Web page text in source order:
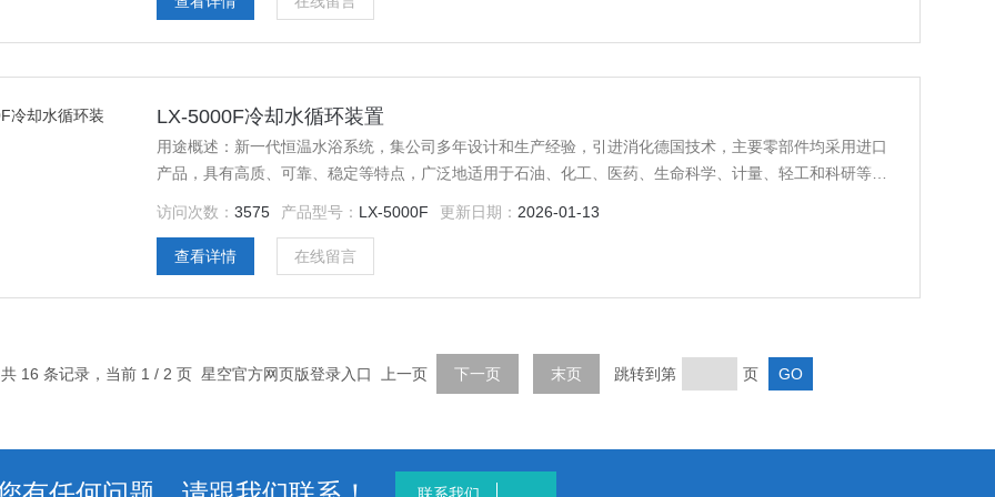
LX-5000F冷却水循环装置
用途概述：新一代恒温水浴系统，集公司多年设计和生产经验，引进消化德国技术，主要零部件均采用进口
产品，具有高质、可靠、稳定等特点，广泛地适用于石油、化工、医药、生命科学、计量、轻工和科研等领
访问次数：3575 产品型号： LX-5000F 更新日期： 2026-01-13
查看详情 在线留言
共 16 条记录，当前 1 / 2 页 星空官方网页版登录入口 上一页 下一页 末页 跳转到第 页